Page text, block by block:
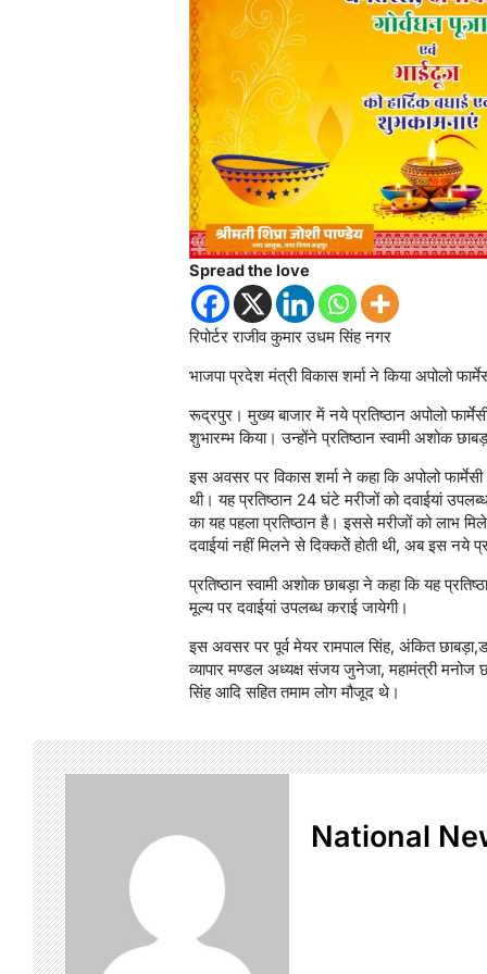
Spread the love
रिपोर्टर राजीव कुमार उधम सिंह नगर
भाजपा प्रदेश मंत्री विकास शर्मा ने किया अपोलो
रूद्रपुर। मुख्य बाजार में नये प्रतिष्ठान अपोलो
शुभारम्भ किया। उन्होंने प्रतिष्ठान स्वामी अशोक
इस अवसर पर विकास शर्मा ने कहा कि अपोलो
थी। यह प्रतिष्ठान 24 घंटे मरीजों को दवाईयां
का यह पहला प्रतिष्ठान है। इससे मरीजों को लाभ
दवाईयां नहीं मिलने से दिक्कतेें होती थी, अब इस नये
प्रतिष्ठान स्वामी अशोक छाबड़ा ने कहा कि यह
मूल्य पर दवाईयां उपलब्ध कराई जायेगी।
इस अवसर पर पूर्व मेयर रामपाल सिंह, अंकित
व्यापार मण्डल अध्यक्ष संजय जुनेजा, महामंत्री मनोज
सिंह आदि सहित तमाम लोग मौजूद थे।
National